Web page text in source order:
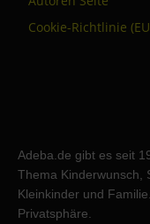
Cookie-Richtlinie
Adeba.de gibt es seit
Thema Kinderwunsch,
Kleinkinder und
Privatsphäre.